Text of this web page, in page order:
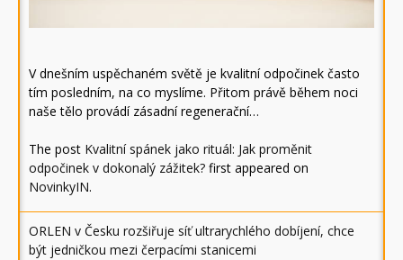
V dnešním uspěchaném světě je kvalitní odpočinek často
tím posledním, na co myslíme. Přitom právě během noci
naše tělo provádí zásadní regenerační…
The post Kvalitní spánek jako rituál: Jak proměnit
odpočinek v dokonalý zážitek? first appeared on
NovinkyIN.
ORLEN v Česku rozšiřuje síť ultrarychlého dobíjení, chce
být jedničkou mezi čerpacími stanicemi